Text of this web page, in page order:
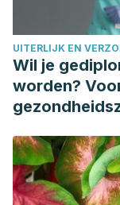
Shafiq, S.,
Onion (Allium
Journal,14(6),
http://
UITERLIJK EN
Wil je
worden?